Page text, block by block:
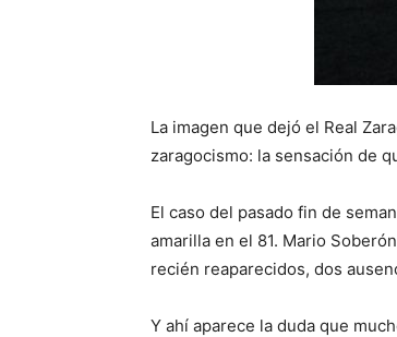
La imagen que dejó el Real
zaragocismo: la sensación de
El caso del pasado fin de
amarilla en el 81. Mario
recién reaparecidos, dos
Y ahí aparece la duda que